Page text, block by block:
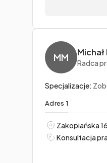
MM Radca
Specjalizacje:
Adres 1
Zakopiańska
Konsultacja